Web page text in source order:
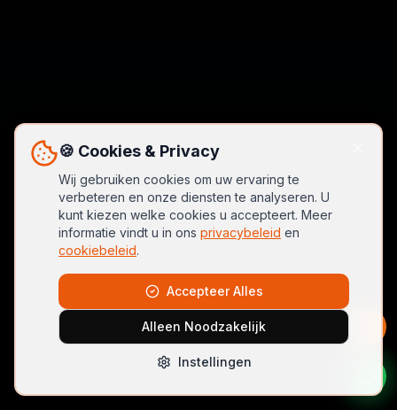
🍪 Cookies & Privacy
Wij gebruiken cookies om uw ervaring te
verbeteren en onze diensten te analyseren. U
kunt kiezen welke cookies u accepteert. Meer
informatie vindt u in ons privacybeleid en
cookiebeleid.
Accepteer Alles
Alleen Noodzakelijk
Instellingen